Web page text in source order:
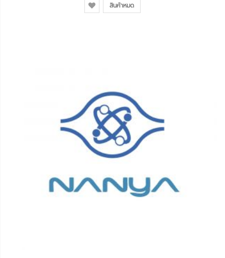
สินค้าหมด